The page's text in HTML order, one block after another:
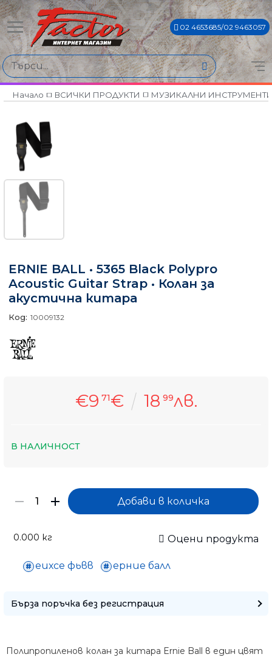
02 4653685/02 9463057
Начало ВСИЧКИ ПРОДУКТИ МУЗИКАЛНИ
ERNIE BALL • 5365 Black Polypro
Acoustic Guitar Strap • Колан за
акустична китара
Код: 10009132
€9 71€ 18 99лв.
В НАЛИЧНОСТ
0.000 кг Оцени продукта
еихсе фьвв ерние балл
Бърза поръчка без регистрация
Полипропиленов колан за китара Ernie Ball в един цвят